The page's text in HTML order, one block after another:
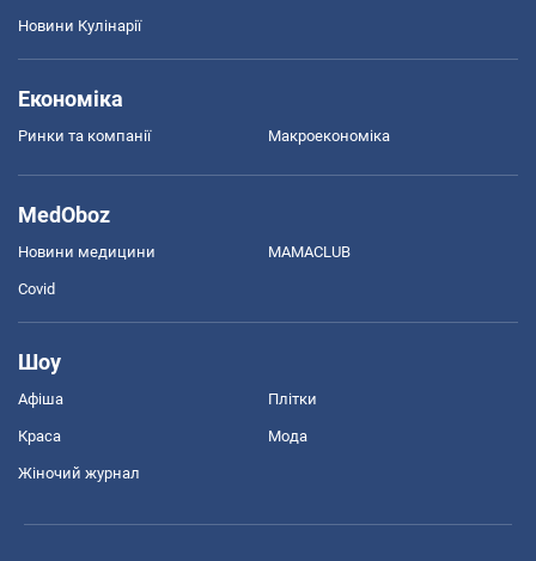
Новини Кулінарії
Економіка
Ринки та компанії Макроекономіка
MedOboz
Новини медицини MAMACLUB
Covid
Шоу
Афіша Плітки
Краса Мода
Жіночий журнал